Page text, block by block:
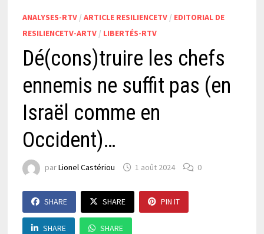
ANALYSES-RTV/ ARTICLE RESILIENCETV/ EDITORIAL DE
RESILIENCETV-ARTV/ LIBERTÉS-RTV
Dé(cons)truire les chefs
ennemis ne suffit pas (en
Israël comme en
Occident)…
parLionel Castériou 1 août 2024 0
SHARE SHARE PIN IT
SHARE SHARE